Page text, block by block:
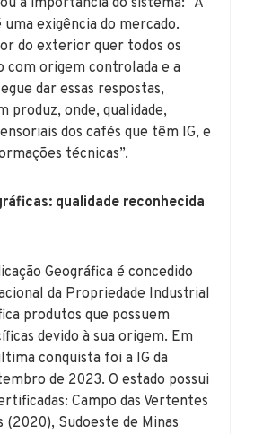
exigência do mercado.
do exterior quer todos os
com origem controlada e a
dar essas respostas,
produz, onde, qualidade,
dos cafés que têm IG, e
técnicas”.
qualidade reconhecida
Geográfica é concedido
da Propriedade Industrial
produtos que possuem
devido à sua origem. Em
conquista foi a IG da
de 2023. O estado possui
Campo das Vertentes
(2020), Sudoeste de Minas